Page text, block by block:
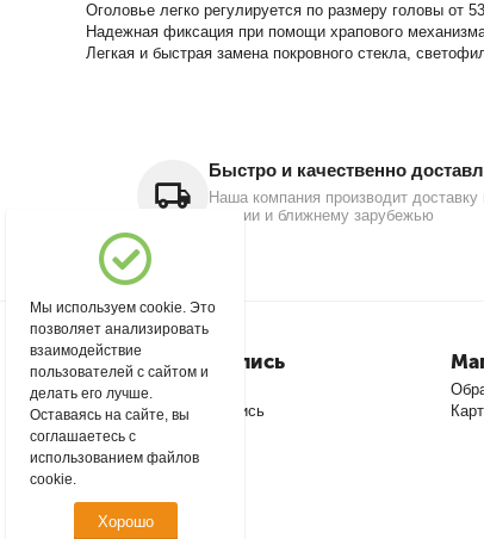
Оголовье легко регулируется по размеру головы от
Надежная фиксация при помощи храпового
Легкая и быстрая замена покровного стекла,
Быстро и качественно
Наша компания производит доставку
России и ближнему зарубежью
Моя учетная запись
Войти
Создать учетную запись
Мы используем cookie. Это
позволяет анализировать
взаимодействие
пользователей с сайтом и
делать его лучше.
Оставаясь на сайте, вы
соглашаетесь с
использованием файлов
cookie.
Хорошо